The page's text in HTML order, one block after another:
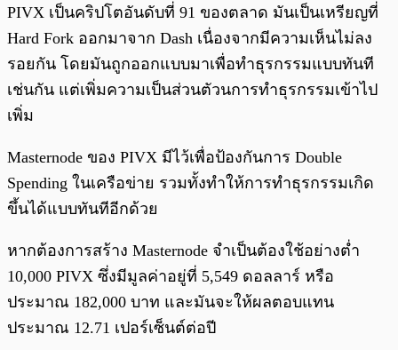
PIVX เป็นคริปโตอันดับที่ 91 ของตลาด มันเป็นเหรียญที่
Hard Fork ออกมาจาก Dash เนื่องจากมีความเห็นไม่ลง
รอยกัน โดยมันถูกออกแบบมาเพื่อทำธุรกรรมแบบทันที
เช่นกัน แต่เพิ่มความเป็นส่วนตัวนการทำธุรกรรมเข้าไป
เพิ่ม
Masternode ของ PIVX มีไว้เพื่อป้องกันการ Double
Spending ในเครือข่าย รวมทั้งทำให้การทำธุรกรรมเกิด
ขึ้นได้แบบทันทีอีกด้วย
หากต้องการสร้าง Masternode จำเป็นต้องใช้อย่างต่ำ
10,000 PIVX ซึ่งมีมูลค่าอยู่ที่ 5,549 ดอลลาร์ หรือ
ประมาณ 182,000 บาท และมันจะให้ผลตอบแทน
ประมาณ 12.71 เปอร์เซ็นต์ต่อปี